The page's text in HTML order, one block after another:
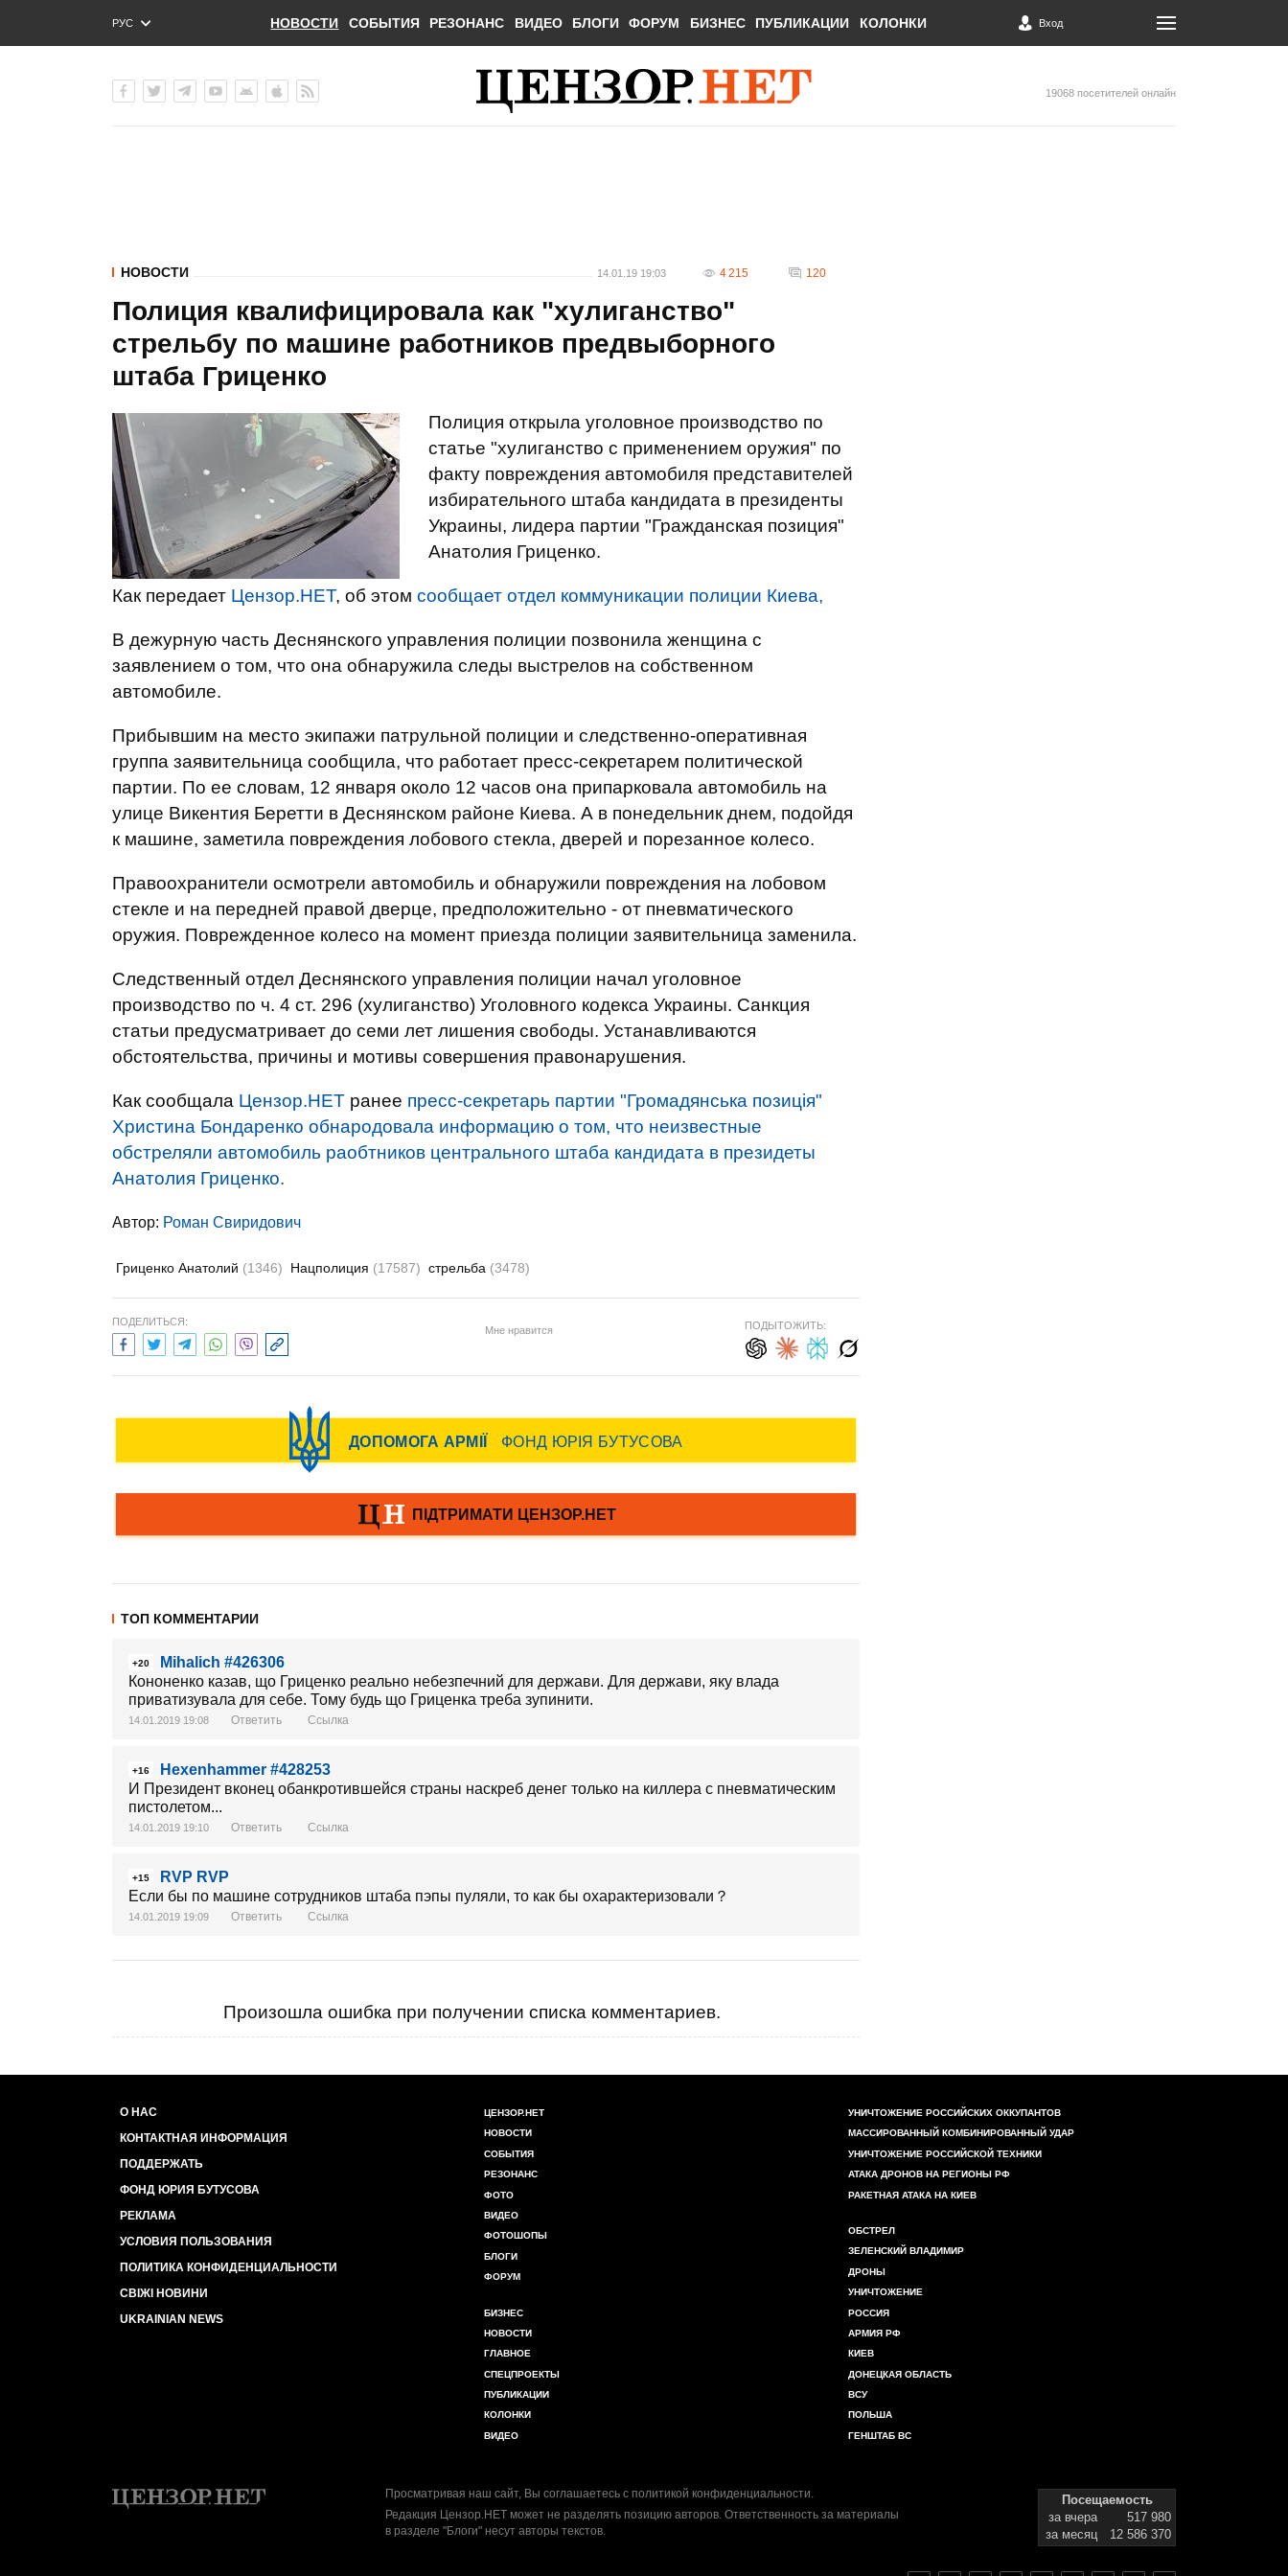
РУС
ENG
НОВОСТИ СОБЫТИЯ РЕЗОНАНС ВИДЕО БЛОГИ ФОРУМ БИЗНЕС ПУБЛИКАЦИИ КОЛОНКИ Вход
19068 посетителей онлайн
НОВОСТИ 14.01.19 19:03 4 215 120
Полиция квалифицировала как "хулиганство"
стрельбу по машине работников предвыборного
штаба Гриценко
Полиция открыла уголовное производство по
статье "хулиганство с применением оружия" по
факту повреждения автомобиля представителей
избирательного штаба кандидата в президенты
Украины, лидера партии "Гражданская позиция"
Анатолия Гриценко.
Как передает Цензор.НЕТ, об этом сообщает отдел коммуникации полиции Киева,
В дежурную часть Деснянского управления полиции позвонила женщина с
заявлением о том, что она обнаружила следы выстрелов на собственном
автомобиле.
Прибывшим на место экипажи патрульной полиции и следственно-оперативная
группа заявительница сообщила, что работает пресс-секретарем политической
партии. По ее словам, 12 января около 12 часов она припарковала автомобиль на
улице Викентия Беретти в Деснянском районе Киева. А в понедельник днем, подойдя
к машине, заметила повреждения лобового стекла, дверей и порезанное колесо.
Правоохранители осмотрели автомобиль и обнаружили повреждения на лобовом
стекле и на передней правой дверце, предположительно - от пневматического
оружия. Поврежденное колесо на момент приезда полиции заявительница заменила.
Следственный отдел Деснянского управления полиции начал уголовное
производство по ч. 4 ст. 296 (хулиганство) Уголовного кодекса Украины. Санкция
статьи предусматривает до семи лет лишения свободы. Устанавливаются
обстоятельства, причины и мотивы совершения правонарушения.
Как сообщала Цензор.НЕТ ранее пресс-секретарь партии "Громадянська позиція"
Христина Бондаренко обнародовала информацию о том, что неизвестные
обстреляли автомобиль раобтников центрального штаба кандидата в президеты
Анатолия Гриценко.
Автор: Роман Свиридович
Гриценко Анатолий (1346) Нацполиция (17587) стрельба (3478)
ПОДЕЛИТЬСЯ:
Мне нравится ПОДЫТОЖИТЬ:
ТОП КОММЕНТАРИИ
+20
Mihalich #426306
Кононенко казав, що Гриценко реально небезпечний для держави. Для держави, яку влада
приватизувала для себе. Тому будь що Гриценка треба зупинити.
14.01.2019 19:08 Ответить Ссылка
+16
Hexenhammer #428253
И Президент вконец обанкротившейся страны наскреб денег только на киллера с пневматическим
пистолетом...
14.01.2019 19:10 Ответить Ссылка
+15
RVP RVP
Если бы по машине сотрудников штаба пэпы пуляли, то как бы охарактеризовали？
14.01.2019 19:09 Ответить Ссылка
Произошла ошибка при получении списка комментариев.
О НАС
КОНТАКТНАЯ ИНФОРМАЦИЯ
ПОДДЕРЖАТЬ
ФОНД ЮРИЯ БУТУСОВА
РЕКЛАМА
УСЛОВИЯ ПОЛЬЗОВАНИЯ
ПОЛИТИКА КОНФИДЕНЦИАЛЬНОСТИ
СВІЖІ НОВИНИ
UKRAINIAN NEWS
ЦЕНЗОР.НЕТ
НОВОСТИ
СОБЫТИЯ
РЕЗОНАНС
ФОТО
ВИДЕО
ФОТОШОПЫ
БЛОГИ
ФОРУМ
БИЗНЕС
НОВОСТИ
ГЛАВНОЕ
СПЕЦПРОЕКТЫ
ПУБЛИКАЦИИ
КОЛОНКИ
ВИДЕО
УНИЧТОЖЕНИЕ РОССИЙСКИХ ОККУПАНТОВ
МАССИРОВАННЫЙ КОМБИНИРОВАННЫЙ УДАР
УНИЧТОЖЕНИЕ РОССИЙСКОЙ ТЕХНИКИ
АТАКА ДРОНОВ НА РЕГИОНЫ РФ
РАКЕТНАЯ АТАКА НА КИЕВ
ОБСТРЕЛ
ЗЕЛЕНСКИЙ ВЛАДИМИР
ДРОНЫ
УНИЧТОЖЕНИЕ
РОССИЯ
АРМИЯ РФ
КИЕВ
ДОНЕЦКАЯ ОБЛАСТЬ
ВСУ
ПОЛЬША
ГЕНШТАБ ВС
Просматривая наш сайт, Вы соглашаетесь с политикой конфиденциальности.
Редакция Цензор.НЕТ может не разделять позицию авторов. Ответственность за материалы
в разделе "Блоги" несут авторы текстов.
Посещаемость
за вчера
517 980
за месяц
12 586 370